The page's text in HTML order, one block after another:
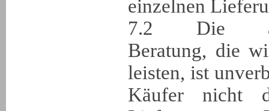
einzelnen
7.2 Die
Beratung, die
leisten, ist
Käufer nicht